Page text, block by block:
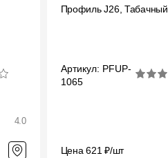
4.0
Профиль J26, Табачный
Артикул: PFUP-
1065
Цена 621 ₽/шт